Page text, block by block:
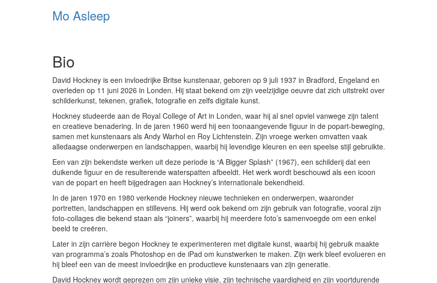
Mo Asleep
Bio
David Hockney is een invloedrijke Britse kunstenaar, geboren op 9 juli 1937 in Bradford, Engeland en
overleden op 11 juni 2026 in Londen. Hij staat bekend om zijn veelzijdige oeuvre dat zich uitstrekt over
schilderkunst, tekenen, grafiek, fotografie en zelfs digitale kunst.
Hockney studeerde aan de Royal College of Art in Londen, waar hij al snel opviel vanwege zijn talent
en creatieve benadering. In de jaren 1960 werd hij een toonaangevende figuur in de popart-beweging,
samen met kunstenaars als Andy Warhol en Roy Lichtenstein. Zijn vroege werken omvatten vaak
alledaagse onderwerpen en landschappen, waarbij hij levendige kleuren en een speelse stijl gebruikte.
Een van zijn bekendste werken uit deze periode is “A Bigger Splash” (1967), een schilderij dat een
duikende figuur en de resulterende waterspatten afbeeldt. Het werk wordt beschouwd als een icoon
van de popart en heeft bijgedragen aan Hockney’s internationale bekendheid.
In de jaren 1970 en 1980 verkende Hockney nieuwe technieken en onderwerpen, waaronder
portretten, landschappen en stillevens. Hij werd ook bekend om zijn gebruik van fotografie, vooral zijn
foto-collages die bekend staan als “joiners”, waarbij hij meerdere foto’s samenvoegde om een enkel
beeld te creëren.
Later in zijn carrière begon Hockney te experimenteren met digitale kunst, waarbij hij gebruik maakte
van programma’s zoals Photoshop en de iPad om kunstwerken te maken. Zijn werk bleef evolueren en
hij bleef een van de meest invloedrijke en productieve kunstenaars van zijn generatie.
David Hockney wordt geprezen om zijn unieke visie, zijn technische vaardigheid en zijn voortdurende